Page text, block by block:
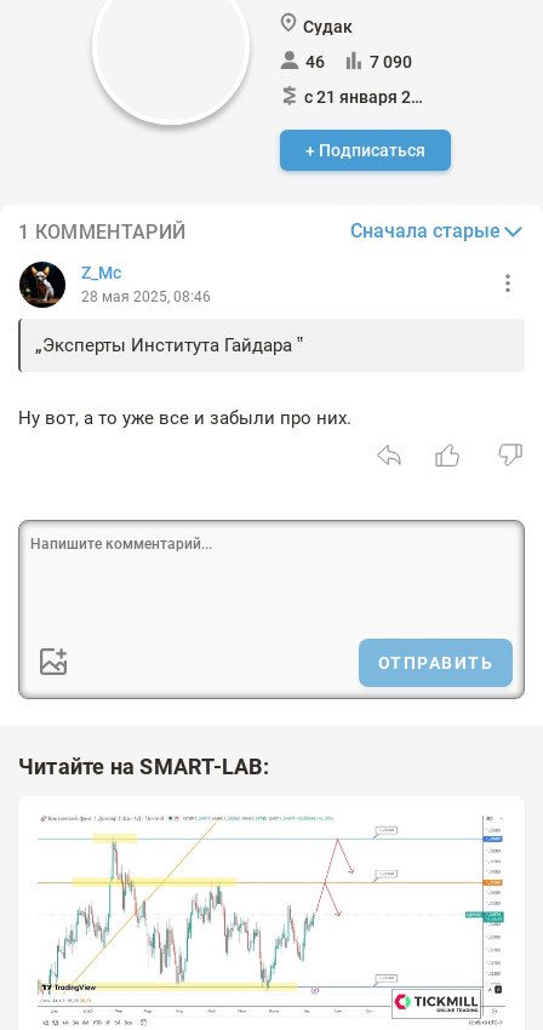
Судак
46
7 090
с 21 января 2024
+ Подписаться
1 КОММЕНТАРИЙ Сначала старые
Z_Mc
28 мая 2025, 08:46
Эксперты Института Гайдара
Ну вот, а то уже все и забыли про них.
ОТПРАВИТЬ
Читайте на SMART-LAB: